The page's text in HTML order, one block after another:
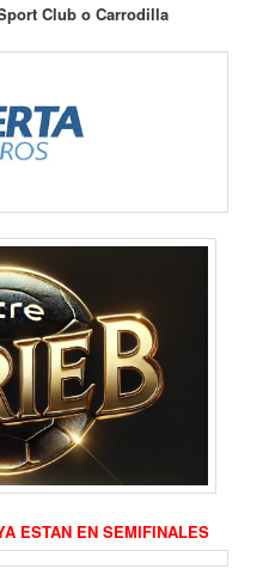
Club o Carrodilla
ESTAN EN SEMIFINALES